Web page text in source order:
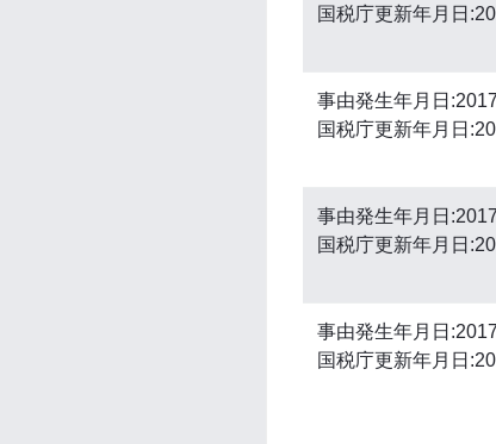
国税庁更新年月日
事由発生年月日
国税庁更新年月日
事由発生年月日
国税庁更新年月日
事由発生年月日
国税庁更新年月日